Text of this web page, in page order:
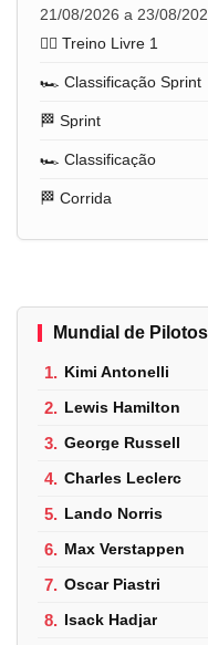
21/08/2026 a 23/08/
🏋️‍♂️ Treino Livre 1
🏎️ Classificação Sprint
🏁 Sprint
🏎️ Classificação
🏁 Corrida
Mundial de Pilotos
1. Kimi Antonelli
2. Lewis Hamilton
3. George Russell
4. Charles Leclerc
5. Lando Norris
6. Max Verstappen
7. Oscar Piastri
8. Isack Hadjar